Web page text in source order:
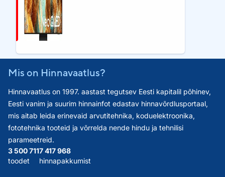
Mis on Hinnavaatlus?
Hinnavaatlus on 1997. aastast tegutsev Eesti kapitalil põhinev,
Eesti vanim ja suurim hinnainfot edastav hinnavõrdlusportaal,
mis aitab leida erinevaid arvutitehnika, koduelektroonika,
fototehnika tooteid ja võrrelda nende hindu ja tehnilisi
parameetreid.
3 500 711
toodet
7 417 968
hinnapakkumist